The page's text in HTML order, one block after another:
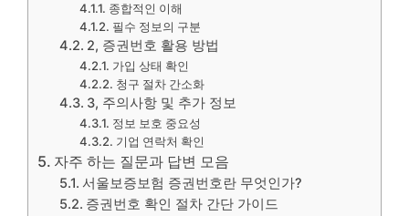
종합적인 이해
필수 정보의 구분
2, 증권번호 활용 방법
가입 상태 확인
청구 절차 간소화
3, 주의사항 및 추가 정보
정보 보호 중요성
기업 연락처 확인
자주 하는 질문과 답변 모음
서울보증보험 증권번호란 무엇인가?
증권번호 확인 절차 간단 가이드